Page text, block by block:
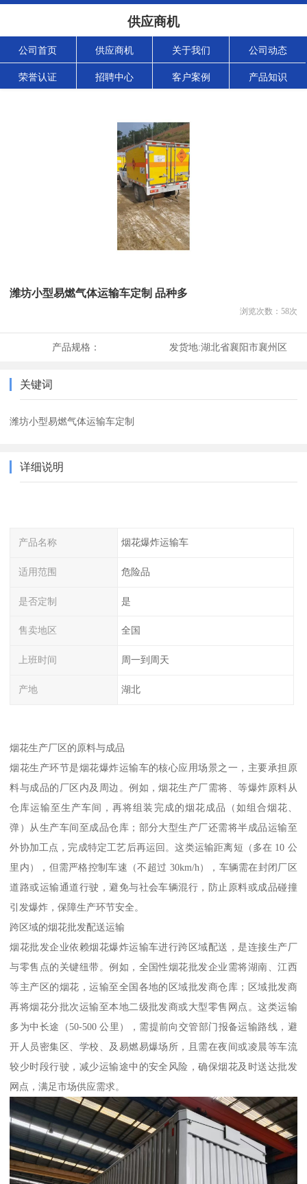
供应商机
公司首页 供应商机 关于我们 公司动态
荣誉认证 招聘中心 客户案例 产品知识
潍坊小型易燃气体运输车定制 品种多
浏览次数： 58次
产品规格： 发货地:湖北省襄阳市襄州区
关键词
潍坊小型易燃气体运输车定制
详细说明
产品名称 烟花爆炸运输车
适用范围 危险品
是否定制 是
售卖地区 全国
上班时间 周一到周天
产地 湖北
烟花生产厂区的原料与成品​
烟花生产环节是烟花爆炸运输车的核心应用场景之一，主要承担原
料与成品的厂区内及周边。例如，烟花生产厂需将、等爆炸原料从
仓库运输至生产车间，再将组装完成的烟花成品（如组合烟花、
弹）从生产车间至成品仓库；部分大型生产厂还需将半成品运输至
外协加工点，完成特定工艺后再运回。这类运输距离短（多在 10 公
里内），但需严格控制车速（不超过 30km/h），车辆需在封闭厂区
道路或运输通道行驶，避免与社会车辆混行，防止原料或成品碰撞
引发爆炸，保障生产环节安全。​
跨区域的烟花批发配送运输​
烟花批发企业依赖烟花爆炸运输车进行跨区域配送，是连接生产厂
与零售点的关键纽带。例如，全国性烟花批发企业需将湖南、江西
等主产区的烟花，运输至全国各地的区域批发商仓库；区域批发商
再将烟花分批次运输至本地二级批发商或大型零售网点。这类运输
多为中长途（50-500 公里），需提前向交管部门报备运输路线，避
开人员密集区、学校、及易燃易爆场所，且需在夜间或凌晨等车流
较少时段行驶，减少运输途中的安全风险，确保烟花及时送达批发
网点，满足市场供应需求。​